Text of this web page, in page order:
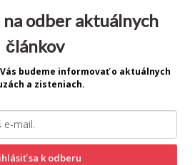
na odber aktuálnych
článkov
budeme informovať o aktuálnych
a zisteniach.
sa k odberu